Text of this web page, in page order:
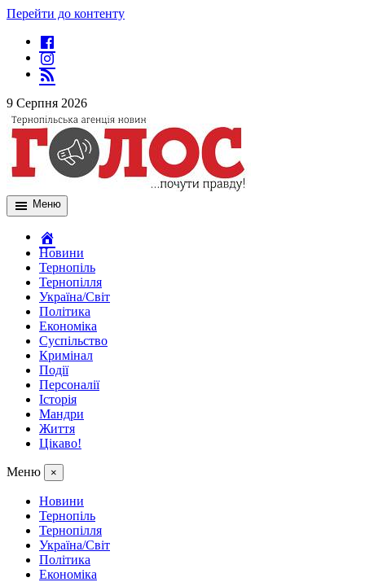
Перейти до контенту
9 Серпня 2026
Меню
Новини
Тернопіль
Тернопілля
Україна/Світ
Політика
Економіка
Суспільство
Кримінал
Події
Персоналії
Історія
Мандри
Життя
Цікаво!
Меню ×
Новини
Тернопіль
Тернопілля
Україна/Світ
Політика
Економіка